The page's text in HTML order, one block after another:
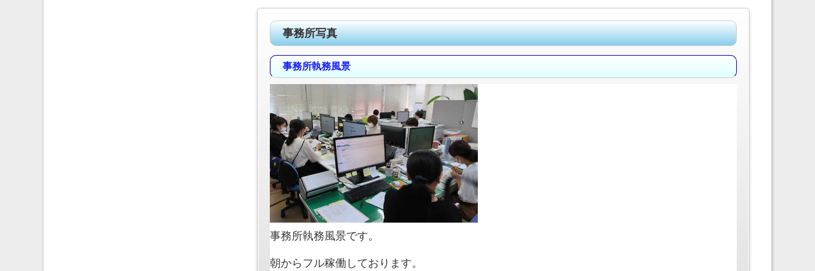
事務所写真
事務所執務風景
事務所執務風景です。
朝からフル稼働しております。